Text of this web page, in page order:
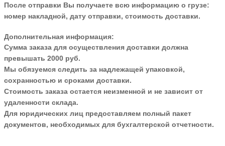
После отправки Вы получаете всю информацию о грузе:
номер накладной, дату отправки, стоимость доставки.
Дополнительная информация:
Сумма заказа для осуществления доставки должна
превышать 2000 руб.
Мы обязуемся следить за надлежащей упаковкой,
сохранностью и сроками доставки.
Стоимость заказа остается неизменной и не зависит от
удаленности склада.
Для юридических лиц предоставляем полный пакет
документов, необходимых для бухгалтерской отчетности.